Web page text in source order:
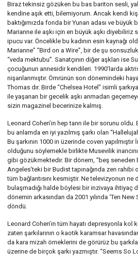
Biraz tekinsiz gözüken bu bas bariton sesli,
kendine aşık etti, bilemiyorum. Ancak kendi
baktığımızda fonda bir Yunan adası ve büyük
Marianne ile aşkı için en büyük aşkı diyebiliriz
ipucu var. Öncelikle bu kadının esin kaynağı
Marianne” “Bird on a Wire”, bir de şu
“veda mektubu”. Sanatçının diğer aşkları ise
çocuğunun annesidir kendileri. 1990’larda
nişanlanmıştır. Ömrünün son dönemindeki
Thomas dır. Birde “Chelsea Hotel” isimli
ile yaşanan bir gecelik aşkı anmadan
sizin magazinel becerinize kalmış.
Leonard Cohen’in hep tanrı ile bir sorunu
bu anlamda en iyi yazılmış şarkı olan
Bu şarkının 1000 in üzerinde coverı yapılmıştır
olduğunu söylemekle birlikte Musevilik inancını
gibi gözükmektedir. Bir dönem, “beş seneden
Angeles’teki bir Budist tapınağında zen rahibi
tüm bağlantısını kesmiştir. Ne televizyonun
bulaşmadığı halde böylesi bir inzivaya ihtiyaç
dönemin arkasından da 2001 yılında ‘Ten
döndü.
Leonard Cohen’in tüm hayatı depresyonla kol
zaten şarkılarının o kaotik karamsar
da kara mizah örneklerini de görürüz bu
üzerine de birçok şarkı yazmıştır. “Seems So